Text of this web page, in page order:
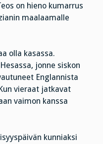
on hieno kumarrus
maalaamalle
olla kasassa.
jonne siskon
Englannista
vieraat jatkavat
vaimon kanssa
kunniaksi